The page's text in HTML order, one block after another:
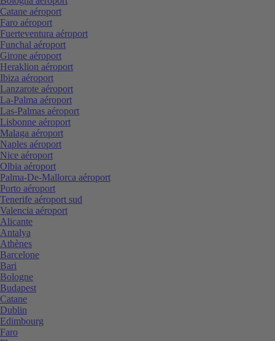
Catane aéroport
Faro aéroport
Fuerteventura aéroport
Funchal aéroport
Girone aéroport
Heraklion aéroport
Ibiza aéroport
Lanzarote aéroport
La-Palma aéroport
Las-Palmas aéroport
Lisbonne aéroport
Malaga aéroport
Naples aéroport
Nice aéroport
Olbia aéroport
Palma-De-Mallorca aéroport
Porto aéroport
Tenerife aéroport sud
Valencia aéroport
Alicante
Antalya
Athènes
Barcelone
Bari
Bologne
Budapest
Catane
Dublin
Edimbourg
Faro